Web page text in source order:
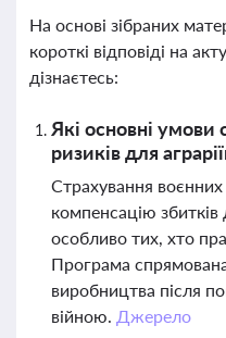
На основі зібраних
короткі відповіді на
дізнаєтесь:
Які основні умови
ризиків для
Страхування воєнних
компенсацію збитків
особливо тих, хто
Програма
виробництва після
війною. Джерело